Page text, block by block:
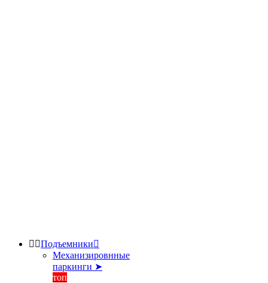
 Подъемники
Механизировнные
паркинги ➤
топ